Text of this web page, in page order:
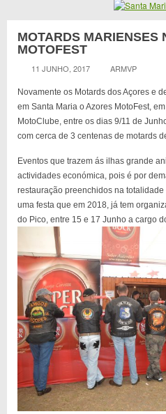
MOTARDS MARIENSES
MOTOFEST
11 JUNHO, 2017 ARMVP
Novamente os Motards dos Açores e
em Santa Maria o Azores MotoFest,
MotoClube, entre os dias 9/11 de
com cerca de 3 centenas de motards
Eventos que trazem ás ilhas grande
actividades económica, pois é por
restauração preenchidos na
uma festa que em 2018, já tem
do Pico, entre 15 e 17 Junho a cargo